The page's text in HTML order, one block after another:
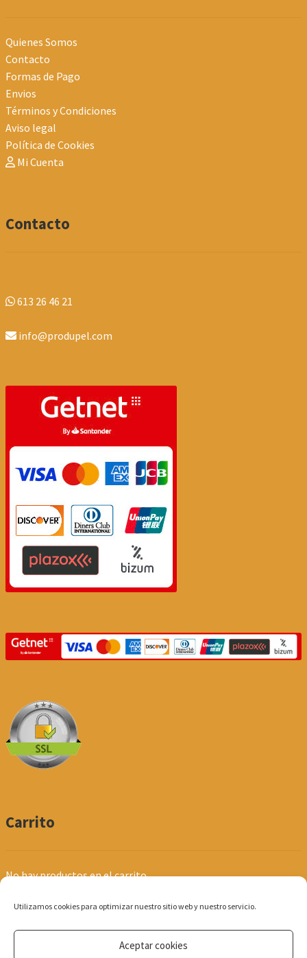
Utilizamos cookies para optimizar nuestro sitio web y nuestro servicio.
Aceptar cookies
Quienes Somos
Contacto
Formas de Pago
Envios
Términos y Condiciones
Aviso legal
Política de Cookies
Mi Cuenta
Contacto
613 26 46 21
info@produpel.com
Carrito
No hay productos en el carrito.